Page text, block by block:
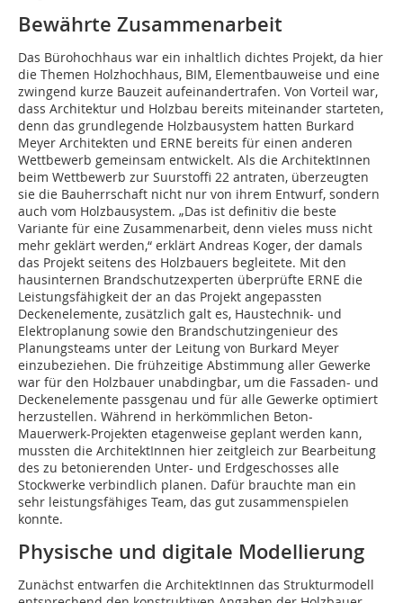
Bewährte Zusammenarbeit
Das Bürohochhaus war ein inhaltlich dichtes Projekt, da hier
die Themen Holzhochhaus, BIM, Elementbauweise und eine
zwingend kurze Bauzeit aufeinandertrafen. Von Vorteil war,
dass Architektur und Holzbau bereits miteinander starteten,
denn das grundlegende Holzbausystem hatten Burkard
Meyer Architekten und ERNE bereits für einen anderen
Wettbewerb gemeinsam entwickelt. Als die ArchitektInnen
beim Wettbewerb zur Suurstoffi 22 antraten, überzeugten
sie die Bauherrschaft nicht nur von ihrem Entwurf, sondern
auch vom Holzbausystem. „Das ist definitiv die beste
Variante für eine Zusammenarbeit, denn vieles muss nicht
mehr geklärt werden,“ erklärt Andreas Koger, der damals
das Projekt seitens des Holzbauers begleitete. Mit den
hausinternen Brandschutzexperten überprüfte ERNE die
Leistungsfähigkeit der an das Projekt angepassten
Deckenelemente, zusätzlich galt es, Haustech­nik- und
Elektroplanung sowie den Brandschutzingenieur des
Planungsteams unter der Leitung von Burkard Meyer
einzubeziehen. Die frühzeitige Abstimmung aller Gewerke
war für den Holzbauer unabdingbar, um die Fassaden- und
Deckenelemente passgenau und für alle Gewerke optimiert
herzustellen. Während in herkömmlichen Beton-
Mauerwerk-Projekten etagenweise geplant werden kann,
mussten die ArchitektInnen hier zeitgleich zur Bearbeitung
des zu betonierenden Unter- und Erdgeschosses alle
Stockwerke verbindlich planen. Dafür brauchte man ein
sehr leistungsfähiges Team, das gut zusammenspielen
konnte.
Physische und digitale Modellierung
Zunächst entwarfen die ArchitektInnen das Strukturmodell